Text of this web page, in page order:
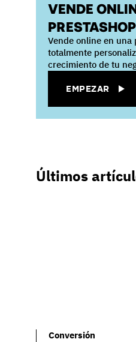
VENDE
PRESTASHOP
Vende online en una
totalmente
crecimiento de tu
EMPEZAR
Últimos
Conversión